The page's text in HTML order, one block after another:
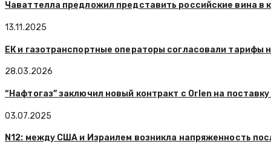
Чаваттелла предложил представить российские вина в
13.11.2025
ЕК и газотранспортные операторы согласовали тарифы
28.03.2026
“Нафтогаз” заключил новый контракт с Orlen на
03.07.2025
N12: между США и Израилем возникла напряженность